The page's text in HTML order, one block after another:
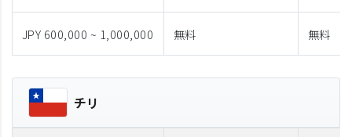
JPY 600,000 ~ 1,000,000 無料 無料
チリ